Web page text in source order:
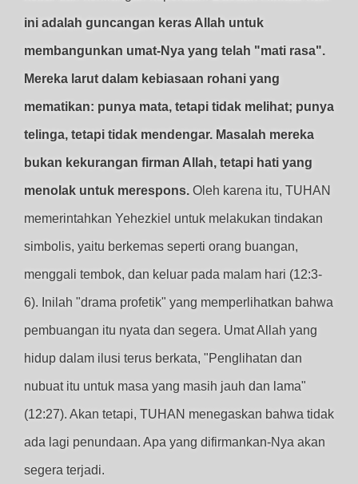
ini adalah guncangan keras Allah untuk
membangunkan umat-Nya yang telah "mati rasa".
Mereka larut dalam kebiasaan rohani yang
mematikan: punya mata, tetapi tidak melihat; punya
telinga, tetapi tidak mendengar. Masalah mereka
bukan kekurangan firman Allah, tetapi hati yang
menolak untuk merespons. Oleh karena itu, TUHAN
memerintahkan Yehezkiel untuk melakukan tindakan
simbolis, yaitu berkemas seperti orang buangan,
menggali tembok, dan keluar pada malam hari (12:3-
6). Inilah "drama profetik" yang memperlihatkan bahwa
pembuangan itu nyata dan segera. Umat Allah yang
hidup dalam ilusi terus berkata, "Penglihatan dan
nubuat itu untuk masa yang masih jauh dan lama"
(12:27). Akan tetapi, TUHAN menegaskan bahwa tidak
ada lagi penundaan. Apa yang difirmankan-Nya akan
segera terjadi.